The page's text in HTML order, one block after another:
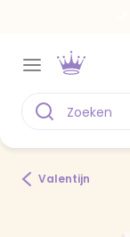
Valentijn